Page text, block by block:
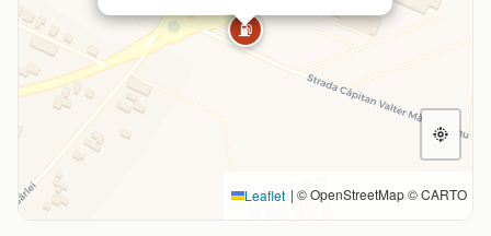
⛽
Leaflet | © OpenStreetMap © CARTO